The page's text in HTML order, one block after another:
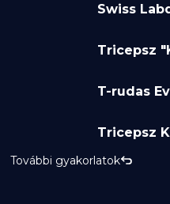
Swiss
Tricepsz
T-rudas
Tricepsz
További gyakorlatok